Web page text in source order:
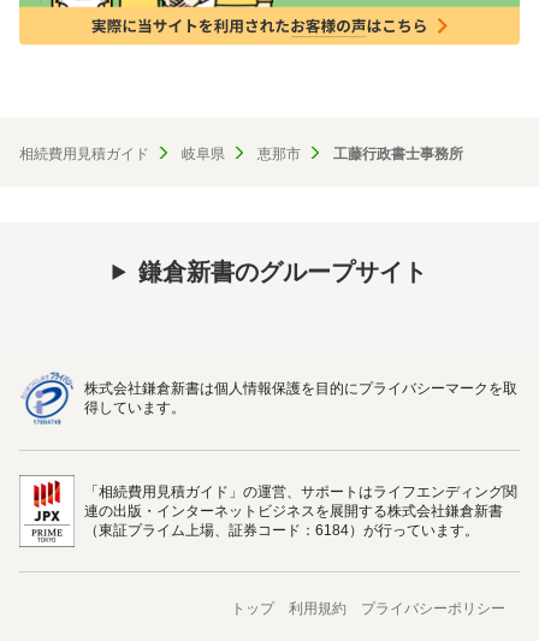
相続費用見積ガイド 岐阜県 恵那市 工藤行政書士事務所
鎌倉新書のグループサイト
株式会社鎌倉新書は個人情報保護を目的にプライバシーマークを取
得しています。
「相続費用見積ガイド」の運営、サポートはライフエンディング関
連の出版・インターネットビジネスを展開する株式会社鎌倉新書
（東証プライム上場、証券コード：6184）が行っています。
トップ 利用規約 プライバシーポリシー